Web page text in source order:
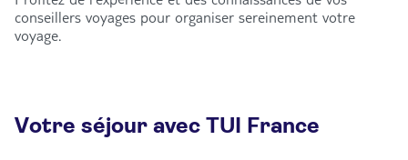
conseillers voyages pour organiser sereinement votre
voyage.
Votre séjour avec TUI France